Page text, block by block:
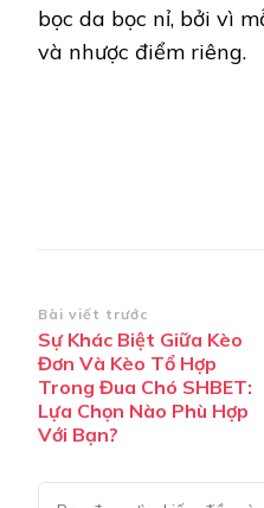
bọc da bọc nỉ, bởi vì
và nhược điểm riêng.
Điều
hướng
bài
viết
Bài viết trước
Sự Khác Biệt Giữa Kèo
Đơn Và Kèo Tổ Hợp
Trong Đua Chó SHBET:
Lựa Chọn Nào Phù Hợp
Với Bạn?